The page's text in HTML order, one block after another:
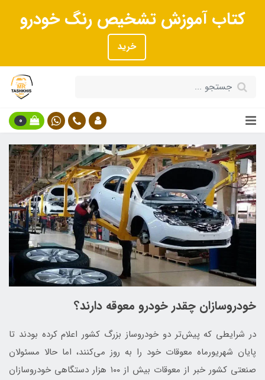
کتاب آموزش تشخیص رنگ خودرو
خرید
0
خودروسازان چقدر خودرو معوقه دارند؟
در شرایطی که پیش‌تر دو خودروساز بزرگ کشور اعلام کرده بودند تا
پایان شهریورماه معوقات خود را به روز می‌کنند، اما حالا مسئولان
صنعتی کشور خبر از معوقات بیش از ۱۰۰ هزار دستگاهی خودروسازان